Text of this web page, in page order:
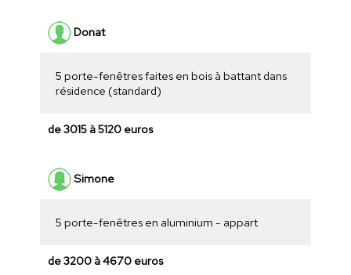
Donat
5 porte-fenêtres faites en bois à battant dans
résidence (standard)
de 3015 à 5120 euros
Simone
5 porte-fenêtres en aluminium - appart
de 3200 à 4670 euros